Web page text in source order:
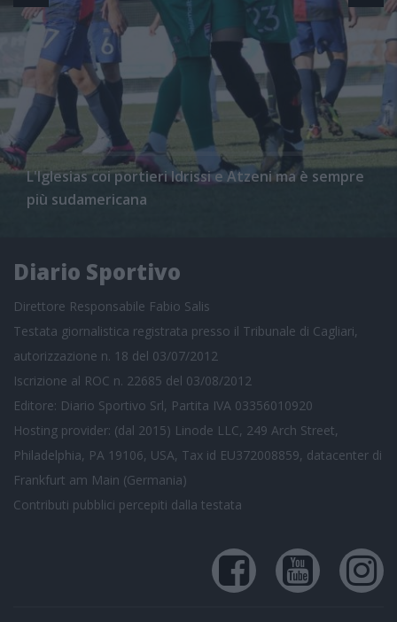
L'Iglesias coi portieri Idrissi e Atzeni ma è sempre
più sudamericana
Diario Sportivo
Direttore Responsabile Fabio Salis
Testata giornalistica registrata presso il Tribunale di Cagliari,
autorizzazione n. 18 del 03/07/2012
Iscrizione al ROC n. 22685 del 03/08/2012
Editore: Diario Sportivo Srl, Partita IVA 03356010920
Hosting provider: (dal 2015) Linode LLC, 249 Arch Street,
Philadelphia, PA 19106, USA, Tax id EU372008859, datacenter di
Frankfurt am Main (Germania)
Contributi pubblici percepiti dalla testata